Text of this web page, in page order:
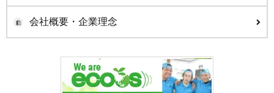
会社概要・企業理念